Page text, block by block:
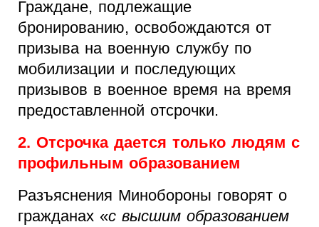
Граждане, подлежащие
бронированию, освобождаются от
призыва на военную службу по
мобилизации и последующих
призывов в военное время на время
предоставленной отсрочки.
2. Отсрочка дается только людям с
профильным образованием
Разъяснения Минобороны говорят о
гражданах «с высшим образованием